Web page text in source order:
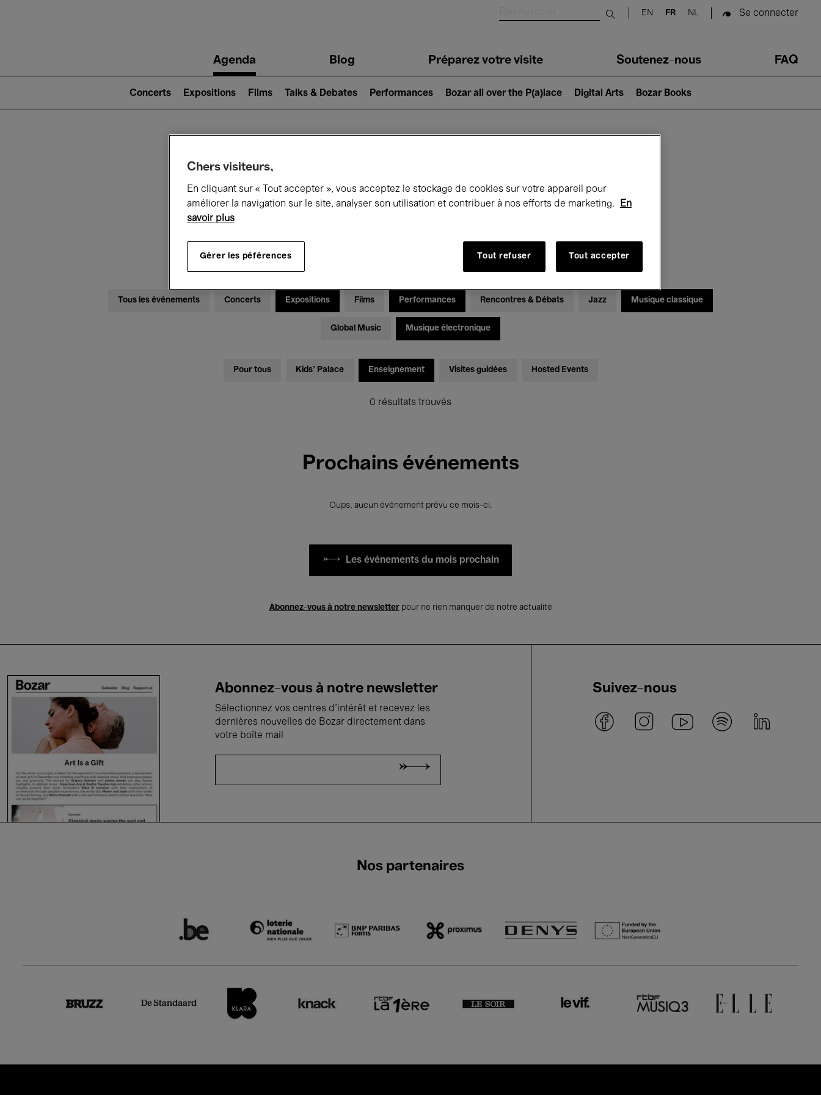
Submit search
EN FR NL Se connecter
navigationAgenda Blog Préparez votre visite Soutenez-nous FAQ
2)
Concerts Expositions Films Talks & Debates Performances Bozar all over the P(a)lace Digital Arts Bozar Books
Ce qui se passe à Bozar
Tous les événements Concerts Expositions Films Performances Rencontres & Débats Jazz Musique classique
Global Music Musique électronique
Pour tous Kids’ Palace Enseignement Visites guidées Hosted Events
0 résultats trouvés
Prochains événements
Oups, aucun événement prévu ce mois-ci.
Les événements du mois prochain
Abonnez-vous à notre newsletterpour ne rien manquer de notre actualité
Abonnez-vous à notre newsletter
Sélectionnez vos centres d'intérêt et recevez les
dernières nouvelles de Bozar directement dans
votre boîte mail
Suivez-nous
Nos partenaires
Chers visiteurs,
En cliquant sur « Tout accepter », vous acceptez le stockage de cookies sur votre appareil pour
améliorer la navigation sur le site, analyser son utilisation et contribuer à nos efforts de marketing.
En
savoir plus
Gérer les péférences Tout refuser Tout accepter